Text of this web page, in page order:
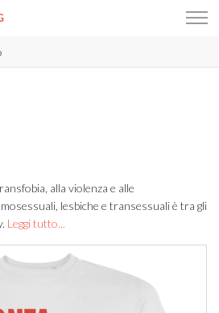
alla violenza e alle
lesbiche e transessuali è tra gli
Leggi tutto...